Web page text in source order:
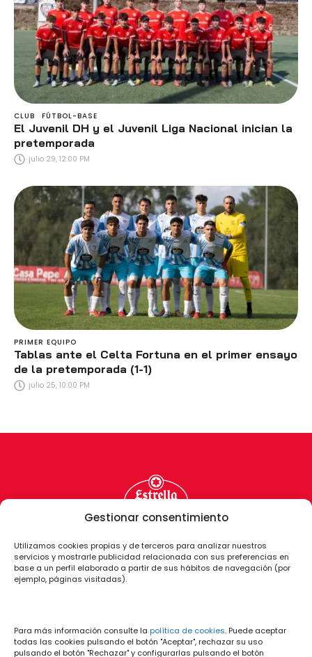
Gestionar consentimiento
Utilizamos cookies propias y de terceros para analizar nuestros
servicios y mostrarle publicidad relacionada con sus preferencias en
base a un perfil elaborado a partir de sus hábitos de navegación (por
ejemplo, páginas visitadas).
Para más información consulte la política de cookies. Puede aceptar
todas las cookies pulsando el botón "Aceptar", rechazar su uso
pulsando el botón "Rechazar" y configurarlas pulsando el botón
CLUB FÚTBOL-BASE
El Juvenil DH y el Juvenil Liga Nacional inician la
pretemporada
julio 29, 12:00 PM
PRIMER EQUIPO
Tablas ante el Celta Fortuna en el primer ensayo
de la pretemporada (1-1)
julio 25, 10:00 PM